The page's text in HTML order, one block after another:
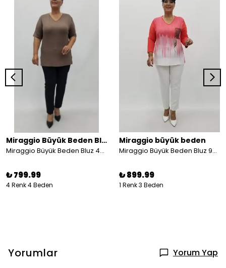
Miraggio Büyük Beden Bluz
Miraggio Büyük Beden Bluz 4679
₺ 799.99
4 Renk 4 Beden
Miraggio büyük beden
Miraggio Büyük Beden Bluz 99870 MERCAN
₺ 899.99
1 Renk 3 Beden
Yorumlar Yorum Yap